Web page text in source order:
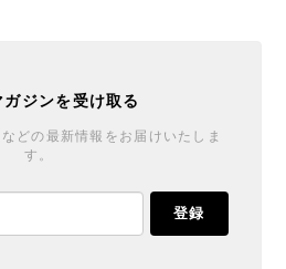
ガジンを受け取る
どの最新情報をお届けいたしま
す。
登録